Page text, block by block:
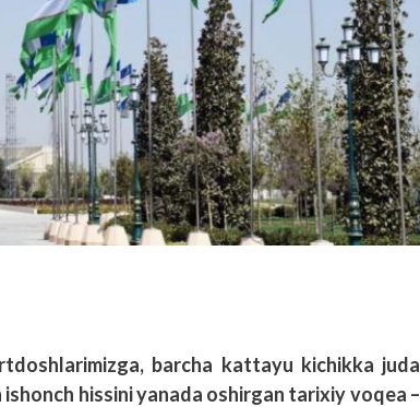
barcha kattayu kichikka juda
hissini yanada oshirgan tarixiy voqea –